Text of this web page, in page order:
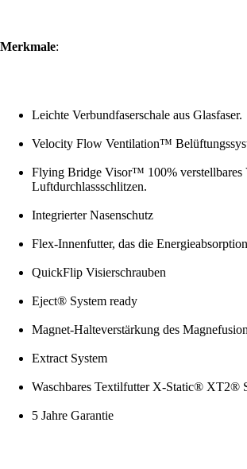
Merkmale:
Leichte Verbundfaserschale aus Glasfaser.
Velocity Flow Ventilation™
Flying Bridge Visor™ 100% verstellbares
Luftdurchlassschlitzen.
Integrierter Nasenschutz
Flex-Innenfutter, das die
QuickFlip Visierschrauben
Eject® System ready
Magnet-Halteverstärkung des
Extract System
Waschbares Textilfutter X-Static® XT2®
5 Jahre Garantie